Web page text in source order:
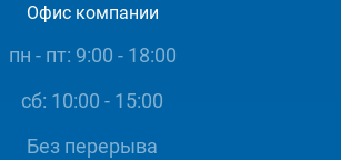
Офис компании
пн - пт: 9:00 - 18:00
сб: 10:00 - 15:00
Без перерыва